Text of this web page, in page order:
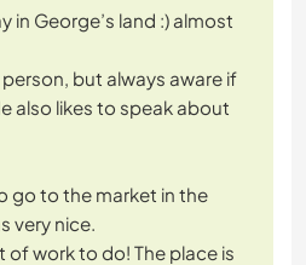
in George’s land :) almost
but always aware if
also likes to speak about
go to the market in the
very nice.
of work to do! The place is